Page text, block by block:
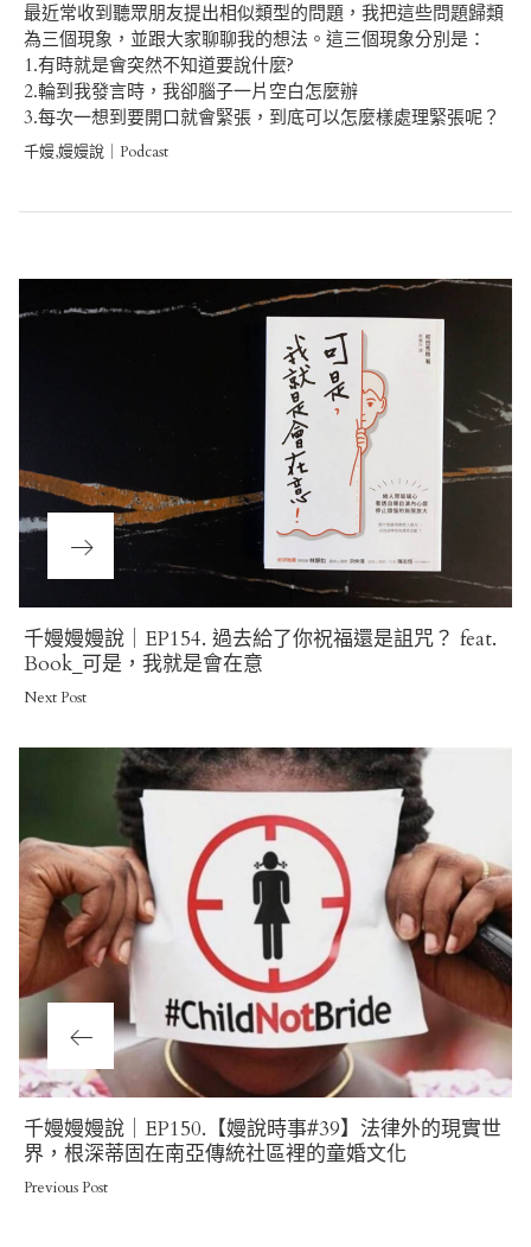
最近常收到聽眾朋友提出相似類型的問題，我把這些問題歸類
為三個現象，並跟大家聊聊我的想法。這三個現象分別是：
1.有時就是會突然不知道要說什麼?
2.輪到我發言時，我卻腦子一片空白怎麼辦
3.每次一想到要開口就會緊張，到底可以怎麼樣處理緊張呢？
千嫚,嫚嫚說｜Podcast
navigation
Next
Post
千嫚嫚嫚說｜EP154. 過去給了你祝福還是詛咒？ feat.
Book_可是，我就是會在意
Next Post
Previous
Post
千嫚嫚嫚說｜EP150.【嫚說時事#39】法律外的現實世
界，根深蒂固在南亞傳統社區裡的童婚文化
Previous Post